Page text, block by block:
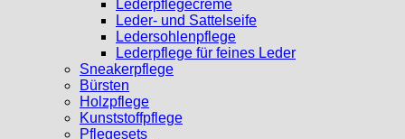
Lederpflegecreme
Leder- und Sattelseife
Ledersohlenpflege
Lederpflege für feines Leder
Sneakerpflege
Bürsten
Holzpflege
Kunststoffpflege
Pflegesets